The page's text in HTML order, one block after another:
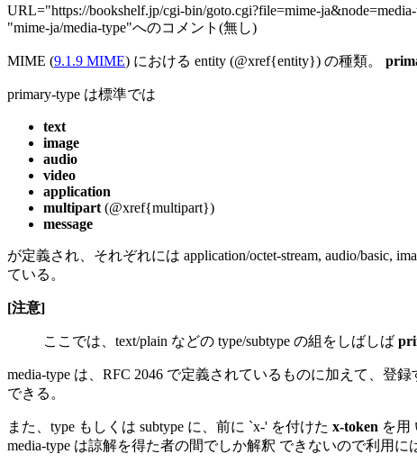
URL="https://bookshelf.jp/cgi-bin/goto.cgi?file=mime-
"mime-ja/media-type"へのコメント(無し)
MIME (9.1.9 MIME) における entity (@xref{entity}) の種類。
primary-type は標準では
text
image
audio
video
application
multipart (@xref{multipart})
message
が定義され、それぞれには application/octet-stream, audio/basic,
ている。
[注意]
ここでは、text/plain などの type/subtype の組をしばしば
media-type は、RFC 2046 で定義されているものに加えて、登
できる。
また、type もしくは subtype に、前に `x-' を付けた x-token を用
media-type は諒解を得た者の間でしか解釈 できないので利用に